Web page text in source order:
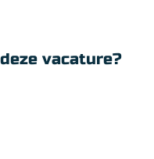
vacature?